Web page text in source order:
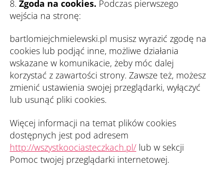
8. Zgoda na cookies. Podczas pierwszego
wejścia na stronę:
bartlomiejchmielewski.pl musisz wyrazić zgodę na
cookies lub podjąć inne, możliwe działania
wskazane w komunikacie, żeby móc dalej
korzystać z zawartości strony. Zawsze też, możesz
zmienić ustawienia swojej przeglądarki, wyłączyć
lub usunąć pliki cookies.
Więcej informacji na temat plików cookies
dostępnych jest pod adresem
http://wszystkoociasteczkach.pl/ lub w sekcji
Pomoc twojej przeglądarki internetowej.